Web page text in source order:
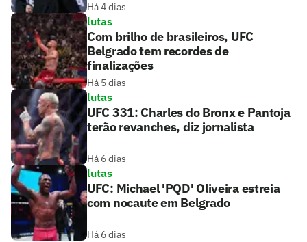
Há 4 dias
lutas
Com brilho de brasileiros, UFC
Belgrado tem recordes de
finalizações
Há 5 dias
lutas
UFC 331: Charles do Bronx e Pantoja
terão revanches, diz jornalista
Há 6 dias
lutas
UFC: Michael 'PQD' Oliveira estreia
com nocaute em Belgrado
Há 6 dias